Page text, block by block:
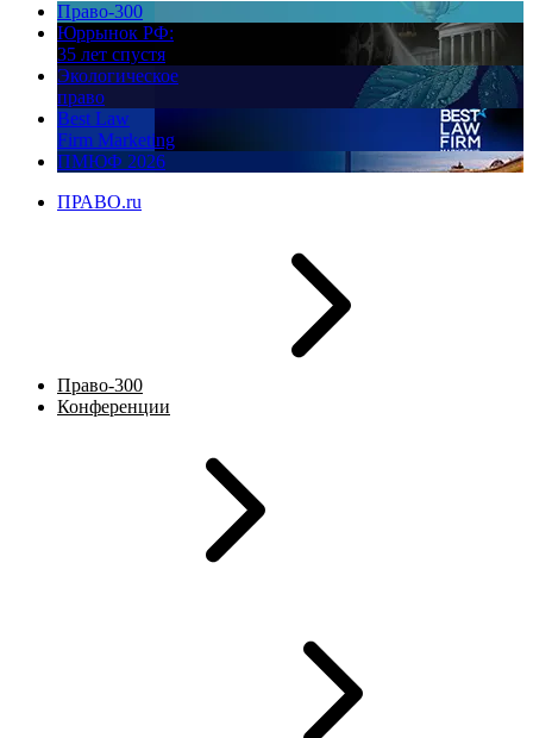
Право-300
Юррынок РФ:
35 лет спустя
Экологическое
право
Best Law
Firm Marketing
ПМЮФ 2026
ПРАВО.ru
Право-300
Конференции